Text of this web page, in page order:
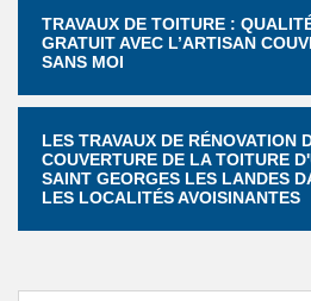
TRAVAUX DE TOITURE :
GRATUIT AVEC L’ARTISAN
SANS MOI
LES TRAVAUX DE RÉNOVATION
COUVERTURE DE LA TOITURE
SAINT GEORGES LES LANDES
LES LOCALITÉS AVOISINANTES